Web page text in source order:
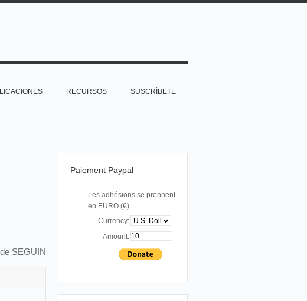
RECURSOS SUSCRÍBETE
SEGUIN
Paiement Paypal
Les adhésions se prennent
en EURO (€)
Currency:
Amount: